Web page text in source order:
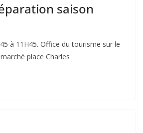
saison
à 11H45. Office du tourisme sur le
place Charles